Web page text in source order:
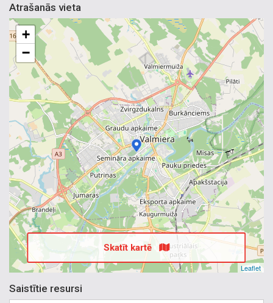
Atrašanās vieta
+
−
Leaflet
Skatīt kartē
Saistītie resursi